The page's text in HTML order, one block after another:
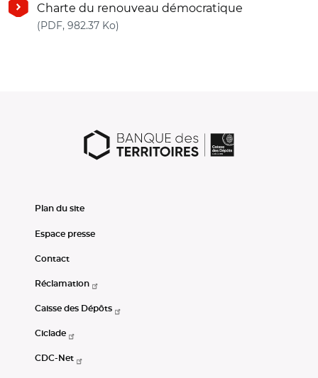
Charte du renouveau démocratique
(PDF, 982.37 Ko)
Plan du site
Espace presse
Contact
Réclamation
Caisse des Dépôts
Ciclade
CDC-Net